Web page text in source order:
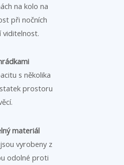
na kolo na
při nočních
viditelnost.
s několika
prostoru
materiál
vyrobeny z
odolné proti